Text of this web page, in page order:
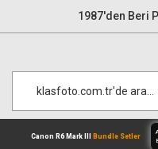
1987'den Beri